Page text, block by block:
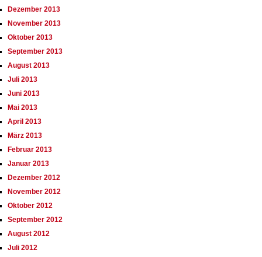
Dezember 2013
November 2013
Oktober 2013
September 2013
August 2013
Juli 2013
Juni 2013
Mai 2013
April 2013
März 2013
Februar 2013
Januar 2013
Dezember 2012
November 2012
Oktober 2012
September 2012
August 2012
Juli 2012